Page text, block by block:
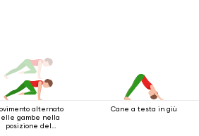
alternato
gambe nella
posizione del
Cane a testa in giù